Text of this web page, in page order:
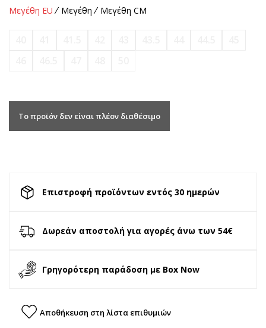
Μεγέθη EU Μεγέθη Μεγέθη CM
Το προϊόν δεν είναι πλέον διαθέσιμο
Επιστροφή προϊόντων εντός 30 ημερών
Δωρεάν αποστολή για αγορές άνω των 54€
Γρηγορότερη παράδοση με Box Now
Αποθήκευση στη λίστα επιθυμιών